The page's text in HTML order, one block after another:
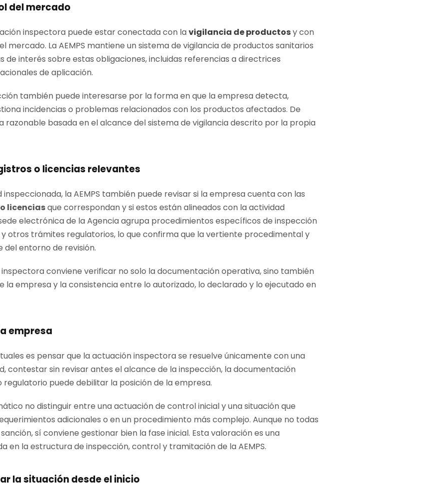
del mercado
inspectora puede estar conectada con lavigilancia de productosy con
mercado. La AEMPS mantiene un sistema de vigilancia de productos sanitarios
de interés sobre estas obligaciones, incluidas referencias a directrices
de aplicación.
también puede interesarse por la forma en que la empresa detecta,
incidencias o problemas relacionados con los productos afectados. De
razonable basada en el alcance del sistema de vigilancia descrito por la propia
o licencias relevantes
la AEMPS también puede revisar si la empresa cuenta con las
licenciasque correspondan y si estos están alineados con la actividad
electrónica de la Agencia agrupa procedimientos específicos de inspección
otros trámites regulatorios, lo que confirma que la vertiente procedimental y
entorno de revisión.
conviene verificar no solo la documentación operativa, sino también
la empresa y la consistencia entre lo autorizado, lo declarado y lo ejecutado en
empresa
es pensar que la actuación inspectora se resuelve únicamente con una
contestar sin revisar antes el alcance de la inspección, la documentación
regulatorio puede debilitar la posición de la empresa.
no distinguir entre una actuación de control inicial y una situación que
adicionales o en un procedimiento más complejo. Aunque no todas
sí conviene gestionar bien la fase inicial. Esta valoración es una
en la estructura de inspección, control y tramitación de la AEMPS.
la situación desde el inicio